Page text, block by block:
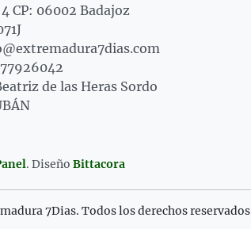
CP: 06002 Badajoz
de las Heras Sordo
. Diseño Bittacora
7Dias. Todos los derechos reservados